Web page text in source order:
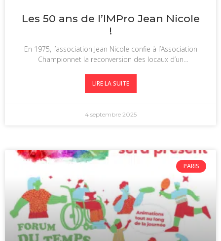
Les 50 ans de l’IMPro Jean Nicole
!
En 1975, l’association Jean Nicole confie à l’Association
Championnet la reconversion des locaux d’un
LIRE LA SUITE
4 septembre 2025
PARIS